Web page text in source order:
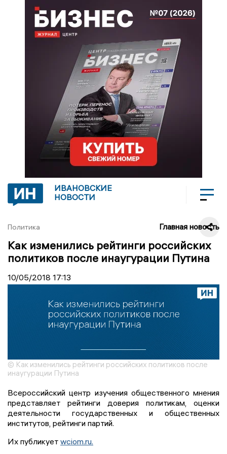
ИВАНОВСКИЕ
НОВОСТИ
Политика Главная новость
Как изменились рейтинги российских
политиков после инаугурации Путина
10/05/2018 17:13
© Как изменились рейтинги российских политиков после
инаугурации Путина
Всероссийский центр изучения общественного мнения
представляет рейтинги доверия политикам, оценки
деятельности государственных и общественных
институтов, рейтинги партий.
Их публикует wciom.ru.